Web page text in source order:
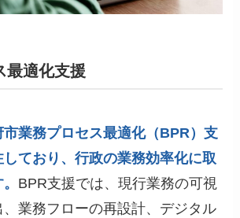
最適化支援
業務プロセス最適化（BPR）支
ており、行政の業務効率化に取
BPR支援では、現行業務の可視
業務フローの再設計、デジタル